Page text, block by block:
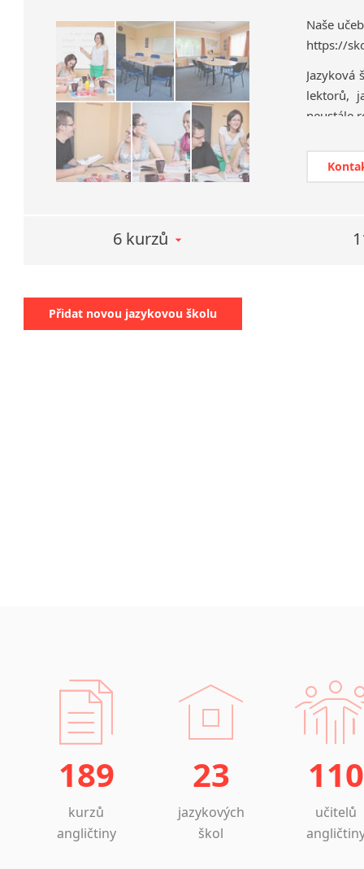
Prostějov
Sedlčany
Tišnov
Vysoká nad Labem
Naše
https://
Jazyková
lektorů,
neustále
jazyky to
6 kurzů
Přidat novou jazykovou školu
189
kurzů
angličtiny
23
jazykových
škol
110
učitelů